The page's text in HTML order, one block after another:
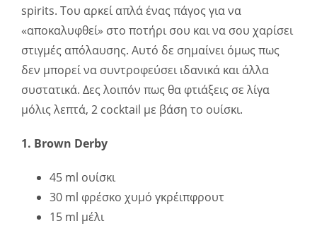
spirits. Του αρκεί απλά ένας πάγος για να
«αποκαλυφθεί» στο ποτήρι σου και να σου χαρίσει
στιγμές απόλαυσης. Αυτό δε σημαίνει όμως πως
δεν μπορεί να συντροφεύσει ιδανικά και άλλα
συστατικά. Δες λοιπόν πως θα φτιάξεις σε λίγα
μόλις λεπτά, 2 cocktail με βάση το ουίσκι.
1. Brown Derby
45 ml ουίσκι
30 ml φρέσκο χυμό γκρέιπφρουτ
15 ml μέλι